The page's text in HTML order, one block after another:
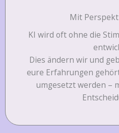
Mit
KI wird oft ohne die
Dies ändern wir und
eure Erfahrungen
umgesetzt werden –